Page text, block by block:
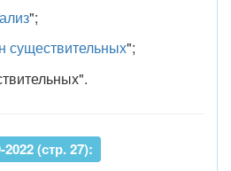
";
существительных";
(стр. 27):